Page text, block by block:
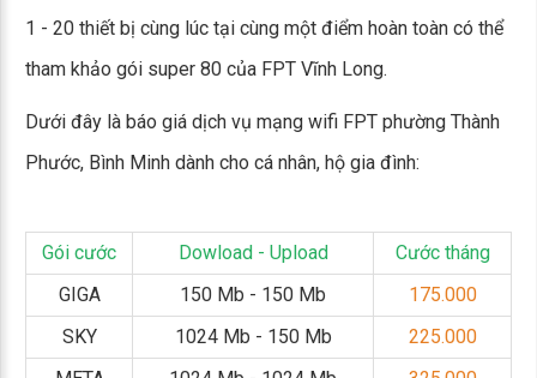
1 - 20 thiết bị cùng lúc tại cùng một điểm hoàn toàn có thể
tham khảo gói super 80 của FPT Vĩnh Long.
Dưới đây là báo giá dịch vụ mạng wifi FPT phường Thành
Phước, Bình Minh dành cho cá nhân, hộ gia đình:
Gói cước Dowload - Upload
Cước tháng
GIGA
150 Mb - 150 Mb
175.000
SKY
1024 Mb - 150 Mb
225.000